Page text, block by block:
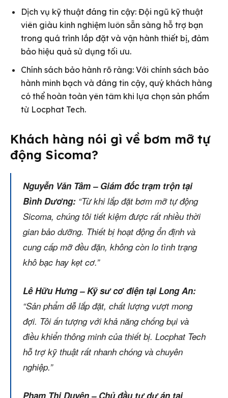
Dịch vụ kỹ thuật đáng tin cậy: Đội ngũ kỹ thuật
viên giàu kinh nghiệm luôn sẵn sàng hỗ trợ bạn
trong quá trình lắp đặt và vận hành thiết bị, đảm
bảo hiệu quả sử dụng tối ưu.
Chính sách bảo hành rõ ràng: Với chính sách bảo
hành minh bạch và đáng tin cậy, quý khách hàng
có thể hoàn toàn yên tâm khi lựa chọn sản phẩm
từ Locphat Tech.
Khách hàng nói gì về bơm mỡ tự
động Sicoma?
Nguyễn Văn Tâm – Giám đốc trạm trộn tại
Bình Dương: “Từ khi lắp đặt bơm mỡ tự động
Sicoma, chúng tôi tiết kiệm được rất nhiều thời
gian bảo dưỡng. Thiết bị hoạt động ổn định và
cung cấp mỡ đều đặn, không còn lo tình trạng
khô bạc hay kẹt cơ.”
Lê Hữu Hưng – Kỹ sư cơ điện tại Long An:
“Sản phẩm dễ lắp đặt, chất lượng vượt mong
đợi. Tôi ấn tượng với khả năng chống bụi và
điều khiển thông minh của thiết bị. Locphat Tech
hỗ trợ kỹ thuật rất nhanh chóng và chuyên
nghiệp.”
Phạm Thị Duyên – Chủ đầu tư dự án tại